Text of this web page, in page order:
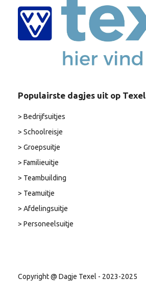
Populairste dagjes uit op Texel
> Bedrijfsuitjes
> Schoolreisje
> Groepsuitje
> Familieuitje
> Teambuilding
> Teamuitje
> Afdelingsuitje
> Personeelsuitje
Copyright @ Dagje Texel - 2023-2025